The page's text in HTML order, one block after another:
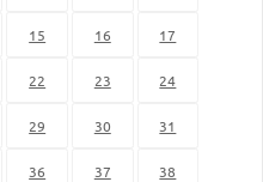
15 16 17
22 23 24
29 30 31
36 37 38